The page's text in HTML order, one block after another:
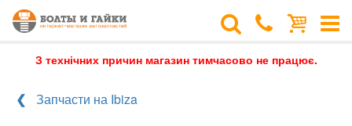
З технічних причин магазин тимчасово не працює.
Запчасти на Ibiza